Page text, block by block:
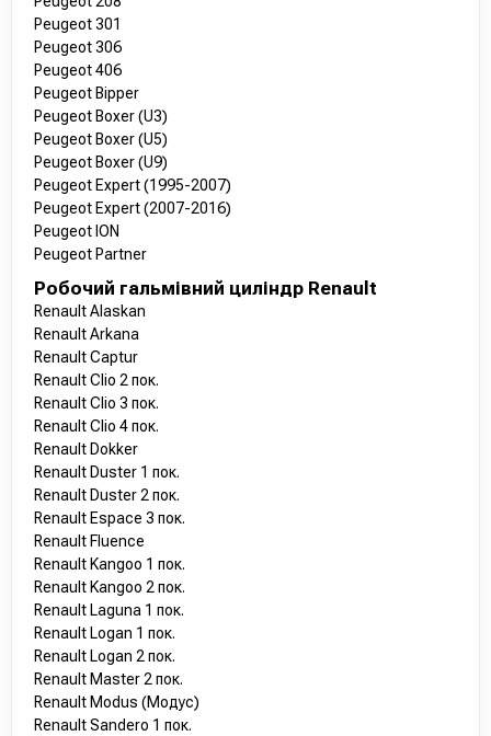
Peugeot 301
Peugeot 306
Peugeot 406
Peugeot Bipper
Peugeot Boxer (U3)
Peugeot Boxer (U5)
Peugeot Boxer (U9)
Peugeot Expert (1995-2007)
Peugeot Expert (2007-2016)
Peugeot ION
Peugeot Partner
Робочий гальмівний циліндр Renault
Renault Alaskan
Renault Arkana
Renault Captur
Renault Clio 2 пок.
Renault Clio 3 пок.
Renault Clio 4 пок.
Renault Dokker
Renault Duster 1 пок.
Renault Duster 2 пок.
Renault Espace 3 пок.
Renault Fluence
Renault Kangoo 1 пок.
Renault Kangoo 2 пок.
Renault Laguna 1 пок.
Renault Logan 1 пок.
Renault Logan 2 пок.
Renault Master 2 пок.
Renault Modus (Модус)
Renault Sandero 1 пок.